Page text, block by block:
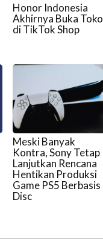
Honor Indonesia
Akhirnya Buka Toko
di TikTok Shop
Meski Banyak
Kontra, Sony Tetap
Lanjutkan Rencana
Hentikan Produksi
Game PS5 Berbasis
Disc